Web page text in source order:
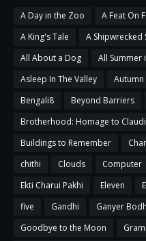
A Day in the Zoo A Feat On
A King's Tale
A Shipwrecked
All About a Dog
All Summer
Asleep In The Valley
Autumn
Bengali8
Beyond Barriers
Brotherhood: Homage to
Buildings to Remember
chithi
Clouds Computer
Ekti Charui Pakhi
Eleven
five
Gandhi Ganyer
Goodbye to the Moon